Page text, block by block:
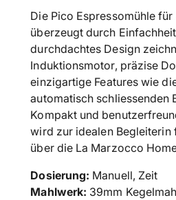
Die Pico Espressomühle
überzeugt durch
durchdachtes Design
Induktionsmotor, präzise
einzigartige Features wie
automatisch schliessenden
Kompakt und
wird zur idealen Begleiterin
über die La Marzocco
Dosierung: Manuell, Zeit
Mahlwerk: 39mm